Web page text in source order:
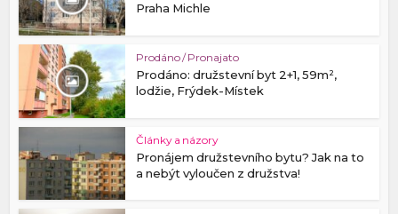
Praha Michle
Prodáno / Pronajato
Prodáno: družstevní byt 2+1, 59m²,
lodžie, Frýdek-Místek
Články a názory
Pronájem družstevního bytu? Jak na to
a nebýt vyloučen z družstva!